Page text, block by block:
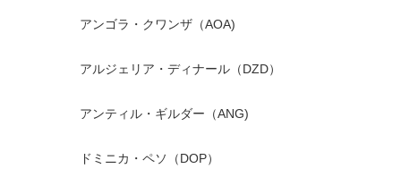
アンゴラ・クワンザ（AOA)
アルジェリア・ディナール（DZD）
アンティル・ギルダー（ANG)
ドミニカ・ペソ（DOP）